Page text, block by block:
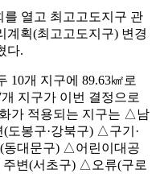
열고 최고고도지구 관
계획(최고고도지구) 변경
다.
10개 지구에 89.63㎢로
지구가 이번 결정으로
가 적용되는 지구는 △남
도봉구·강북구) △구기·
대문구) △어린이대공
변(서초구) △오류(구로